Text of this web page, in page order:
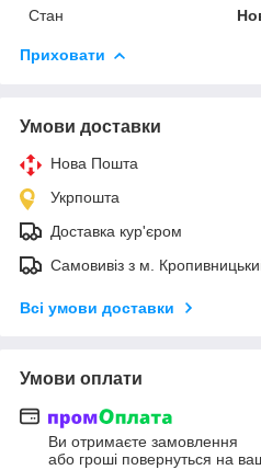
Стан
Приховати
Умови доставки
Нова Пошта
Укрпошта
Доставка кур'єром
Самовивіз з м.
Всі умови доставки
Умови оплати
Ви отримаєте замовлення
або гроші повернуться на